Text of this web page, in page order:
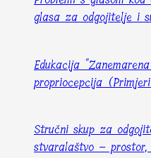
glasa za odgojitelje i
Edukacija
propriocepcija
Stručni skup za
stvaralaštvo –